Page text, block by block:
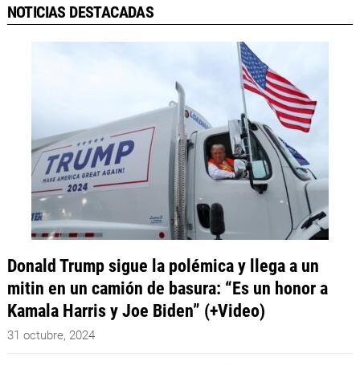
NOTICIAS DESTACADAS
Donald Trump sigue la polémica y llega a un
mitin en un camión de basura: “Es un honor a
Kamala Harris y Joe Biden” (+Video)
31 octubre, 2024